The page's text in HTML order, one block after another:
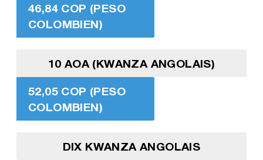
46,84 COP (PESO
COLOMBIEN)
10 AOA (KWANZA ANGOLAIS)
52,05 COP (PESO
COLOMBIEN)
DIX KWANZA ANGOLAIS